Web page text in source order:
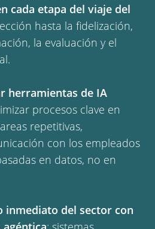
cada etapa del viaje del
hasta la fidelización,
la evaluación y el
herramientas de IA
procesos clave en
repetitivas,
con los empleados
en datos, no en
inmediato del sector con